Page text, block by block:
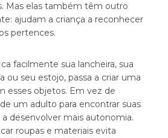
Mas elas também têm outro
ajudam a criança a reconhecer
pertences.
facilmente sua lancheira, sua
ou seu estojo, passa a criar uma
esses objetos. Em vez de
um adulto para encontrar suas
a desenvolver mais autonomia.
roupas e materiais evita